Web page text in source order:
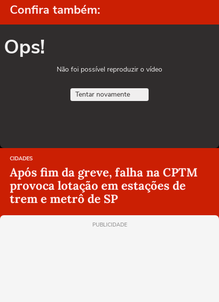
Confira também:
Ops!
Não foi possível reproduzir o vídeo
Tentar novamente
CIDADES
Após fim da greve, falha na CPTM
provoca lotação em estações de
trem e metrô de SP
PUBLICIDADE